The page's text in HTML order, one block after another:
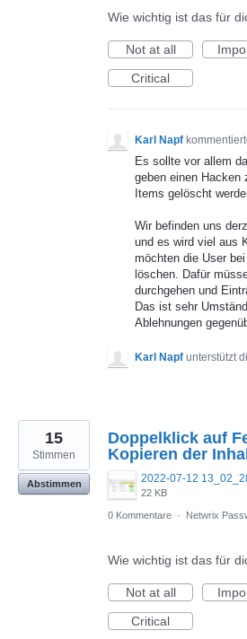
Wie wichtig ist das für
Not at all
Critical
Karl Napf
Es sollte vor allem
geben einen Hacken
Items gelöscht
Wir befinden uns
und es wird viel aus
möchten die User
löschen. Dafür
durchgehen und
Das ist sehr
Ablehnungen
Karl Napf unterstützt
Doppelklick auf
Kopieren der
22 KB
15
Stimmen
Abstimmen
0 Kommentare · Netwrix
Wie wichtig ist das für
Not at all
Critical